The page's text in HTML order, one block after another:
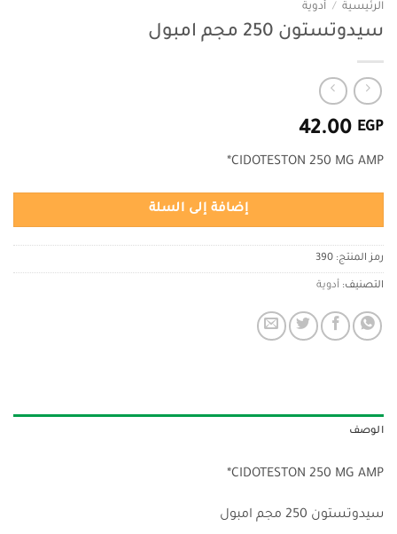
الرئيسية / أدوية
سيدوتستون 250 مجم امبول
42.00 EGP
CIDOTESTON 250 MG AMP*
إضافة إلى السلة
رمز المنتج: 390
التصنيف: أدوية
الوصف
CIDOTESTON 250 MG AMP*
سيدوتستون 250 مجم امبول